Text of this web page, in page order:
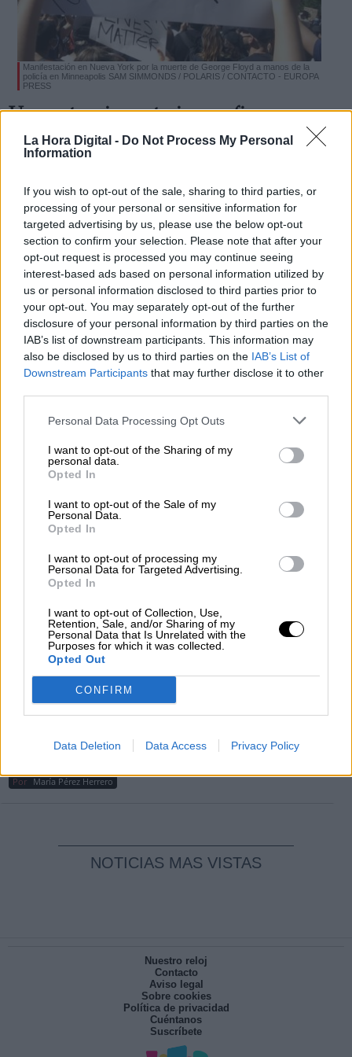
La Hora Digital - Do Not Process My Personal
Information
If you wish to opt-out of the sale, sharing to third parties, or
processing of your personal or sensitive information for
targeted advertising by us, please use the below opt-out
section to confirm your selection. Please note that after your
opt-out request is processed you may continue seeing
interest-based ads based on personal information utilized by
us or personal information disclosed to third parties prior to
your opt-out. You may separately opt-out of the further
disclosure of your personal information by third parties on the
IAB’s list of downstream participants. This information may
also be disclosed by us to third parties on the IAB’s List of
Downstream Participants that may further disclose it to other
Personal Data Processing Opt Outs
I want to opt-out of the Sharing of my
personal data.
Opted In
I want to opt-out of the Sale of my
Personal Data.
Opted In
I want to opt-out of processing my
Personal Data for Targeted Advertising.
Opted In
I want to opt-out of Collection, Use,
Retention, Sale, and/or Sharing of my
Personal Data that Is Unrelated with the
Purposes for which it was collected.
Opted Out
CONFIRM
Data Deletion Data Access Privacy Policy
Manifestación en Nueva York por la muerte de George Floyd a manos de la
policía en Minneapolis SAM SIMMONDS / POLARIS / CONTACTO - EUROPA
PRESS
Una autopsia posterior confirma que
George Floyd murió asfixiado por la
Más artículos de este autor
martes, 2 de junio de 2020
OPINIONES DIVERSAS
¿La ciudadanía de Occidente es
consciente del riesgo de una tercera
guerra mundial?
Por
Álvaro Frutos Rosado y Gabinete Geopolítica de
Suelta y confía
Votantes y votados
Por Juan Manuel Beltrán
El Conflicto de Oriente Medio: Un Nuevo
Orden Autoritario en Construcción
Álvaro Frutos Rosado y Gabinete Geopolítica de
Reconquista leonesa
Por Carlos Miranda
Clara Campoamor: Mi sueño, mi
Por María Pérez Herrero
NOTICIAS MAS VISTAS
Nuestro reloj
Contacto
Aviso legal
Sobre cookies
Política de privacidad
Cuéntanos
Suscríbete
Derechos:
link